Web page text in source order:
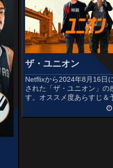
ザ・ユニオン
Netflixから2024年8月16日
された「ザ・ユニオン」の
す。オススメ度あらすじ＆
ニュージャージーで建設作
働きながら代わり映えのな